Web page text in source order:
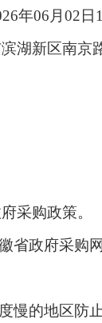
年06月02日
湖新区南京
采购政策。
省政府采购
慢的地区防